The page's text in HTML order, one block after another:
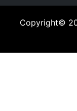
Copyright©